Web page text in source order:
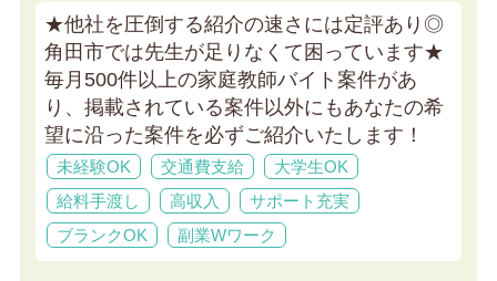
★他社を圧倒する紹介の速さには定評あり◎
角田市では先生が足りなくて困っています★
毎月500件以上の家庭教師バイト案件があ
り、掲載されている案件以外にもあなたの希
望に沿った案件を必ずご紹介いたします！
未経験OK 交通費支給
大学生OK
給料手渡し
高収入
サポート充実
ブランクOK
副業Wワーク